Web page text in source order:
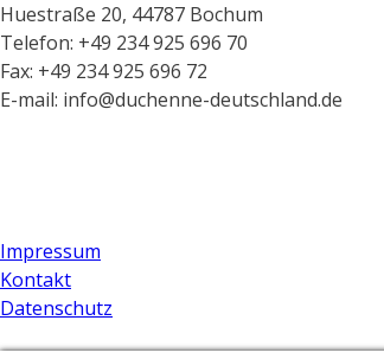
Huestraße 20, 44787 Bochum
Telefon: +49 234 925 696 70
Fax: +49 234 925 696 72
E-mail: info@duchenne-deutschland.de
Impressum
Kontakt
Datenschutz